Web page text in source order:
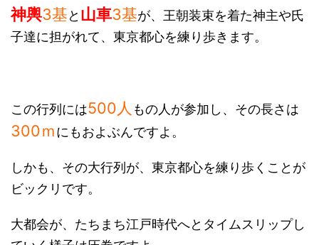
神輿3基と 山車3基が、王朝装束を着た神主や氏
子達に担がれて、東京都心を練り歩きます。
この行列には500人 もの人が参加し、その長さは
300ｍにもおよぶんですよ。
しかも、その大行列が、東京都心を練り歩くことが
ビックリです。
大都会が、たちまち江戸時代へとタイムスリップし